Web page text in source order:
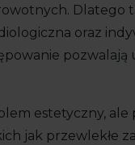
Dlatego
oraz
estetyczny,
jak przewlekłe